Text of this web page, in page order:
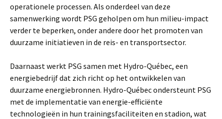
operationele processen. Als onderdeel van deze
samenwerking wordt PSG geholpen om hun milieu-impact
verder te beperken, onder andere door het promoten van
duurzame initiatieven in de reis- en transportsector.
Daarnaast werkt PSG samen met Hydro-Québec, een
energiebedrijf dat zich richt op het ontwikkelen van
duurzame energiebronnen. Hydro-Québec ondersteunt PSG
met de implementatie van energie-efficiënte
technologieën in hun trainingsfaciliteiten en stadion, wat